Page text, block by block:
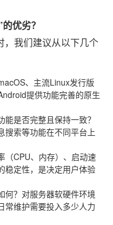
优劣？
，我们建议从以下几个
、主流Linux发行版
提供功能完善的原生
是否完整且保持一致？
搜索等功能在不同平台上
（CPU、内存）、启动速
稳定性，是决定用户体验
何？对服务器软硬件环境
常维护需要投入多少人力